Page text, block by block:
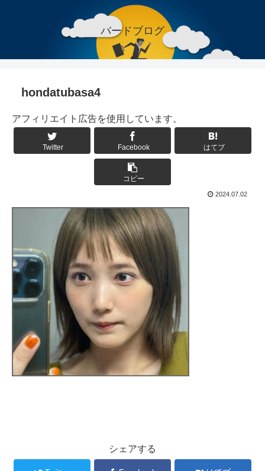
バードブログ
hondatubasa4
アフィリエイト広告を使用しています。
Twitter Facebook はてブ
コピー
2024.07.02
シェアする